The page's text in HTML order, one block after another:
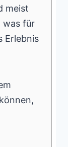
meist
was für
Erlebnis